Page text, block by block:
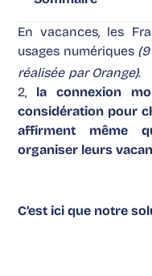
En vacances, les
usages numériques
réalisée par Orange).
2, la connexion
considération pour
affirment même
organiser leurs
C’est ici que notre